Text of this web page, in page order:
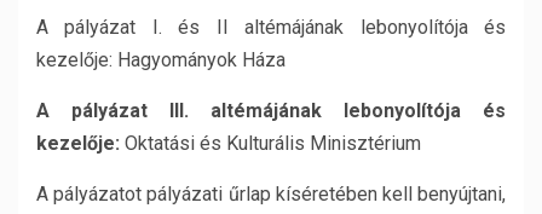
A pályázat I. és II altémájának lebonyolítója és
kezelője: Hagyományok Háza
A pályázat III. altémájának lebonyolítója és
kezelője: Oktatási és Kulturális Minisztérium
A pályázatot pályázati űrlap kíséretében kell benyújtani,